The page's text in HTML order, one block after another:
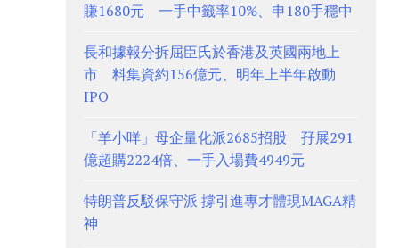
賺1680元 一手中籤率10%、申180手穩中
長和據報分拆屈臣氏於香港及英國兩地上
市 料集資約156億元、明年上半年啟動
IPO
「羊小咩」母企量化派2685招股 孖展291
億超購2224倍、一手入場費4949元
特朗普反駁保守派 撐引進專才體現MAGA精
神